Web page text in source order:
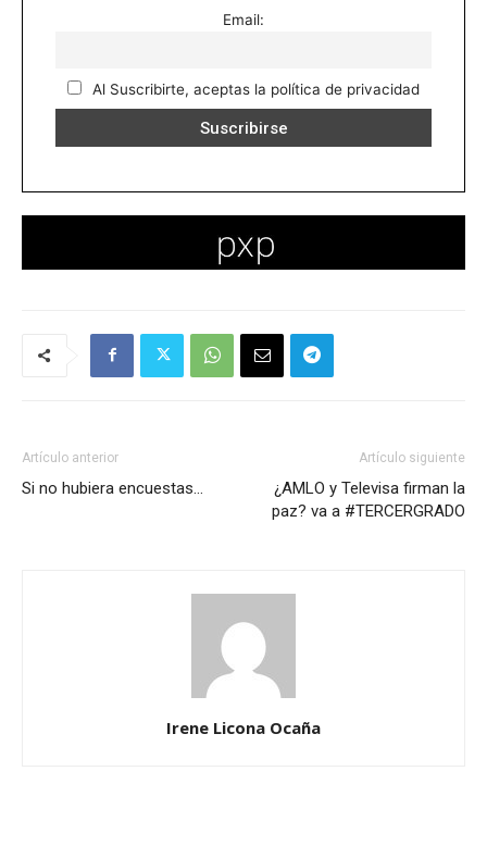
Email:
Al Suscribirte, aceptas la política de privacidad
Artículo anterior
Si no hubiera encuestas…
Artículo siguiente
¿AMLO y Televisa firman la
paz? va a #TERCERGRADO
Irene Licona Ocaña